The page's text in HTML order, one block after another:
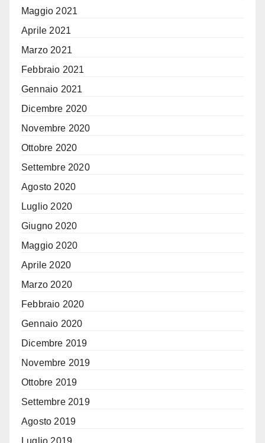
Maggio 2021
Aprile 2021
Marzo 2021
Febbraio 2021
Gennaio 2021
Dicembre 2020
Novembre 2020
Ottobre 2020
Settembre 2020
Agosto 2020
Luglio 2020
Giugno 2020
Maggio 2020
Aprile 2020
Marzo 2020
Febbraio 2020
Gennaio 2020
Dicembre 2019
Novembre 2019
Ottobre 2019
Settembre 2019
Agosto 2019
Luglio 2019